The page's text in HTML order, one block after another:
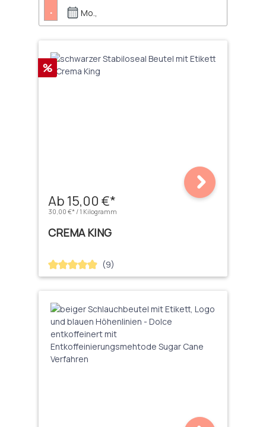
. Mo.,
Rabatt
%
Ab 15,00 €*
30,00 €* / 1 Kilogramm
CREMA KING
Durchschnittliche Bewertung von 4.89 von 5 Sternen
(9)